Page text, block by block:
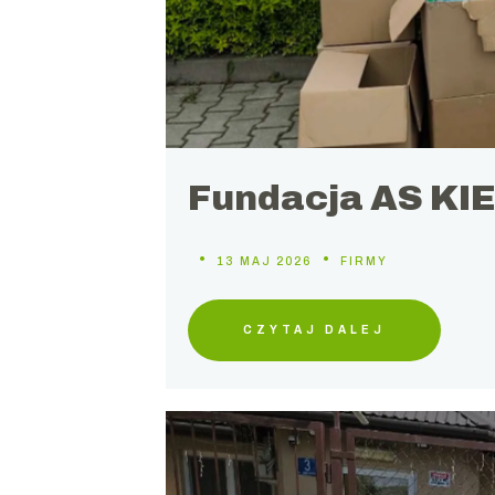
Fundacja AS
13 MAJ 2026 FIRMY
CZYTAJ DALEJ